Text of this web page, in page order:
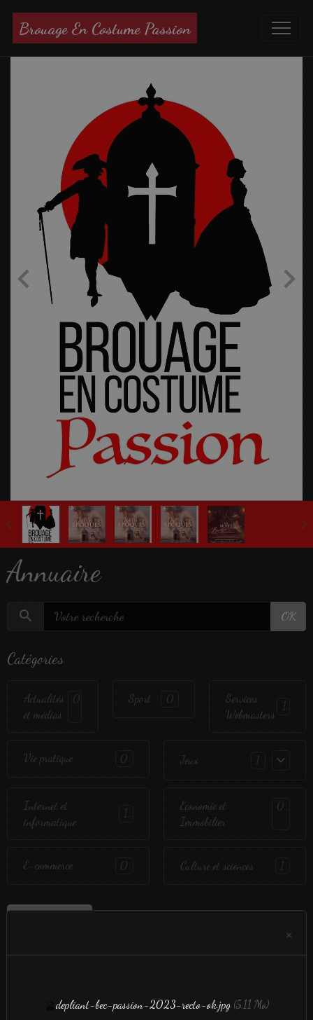
Brouage En Costume Passion
Annuaire
OK
Catégories
Actualités
et médias
Sport 0
Services
Webmasters
Vie pratique 0 Jeux 1
Internet et
informatique
Economie et
Immobilier
E-commerce 0 Culture et sciences 1
×
depliant-bec-passion-2023-recto-ok.jpg(5.11 Mo)